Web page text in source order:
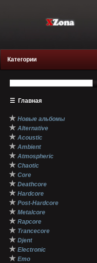
Категории
☰ Главная
★ Новые альбомы
★ Alternative
★ Acoustic
★ Ambient
★ Atmospheric
★ Chaotic
★ Core
★ Deathcore
★ Hardcore
★ Post-Hardcore
★ Metalcore
★ Rapcore
★ Trancecore
★ Djent
★ Electronic
★ Emo